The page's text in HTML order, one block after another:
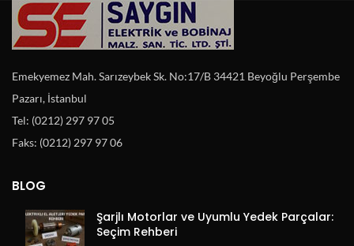
Emekyemez Mah. Sarızeybek Sk. No:17/B 34421 Beyoğlu Perşembe
Pazarı, İstanbul
Tel: (0212) 297 97 05
Faks: (0212) 297 97 06
BLOG
Şarjlı Motorlar ve Uyumlu Yedek Parçalar:
Seçim Rehberi